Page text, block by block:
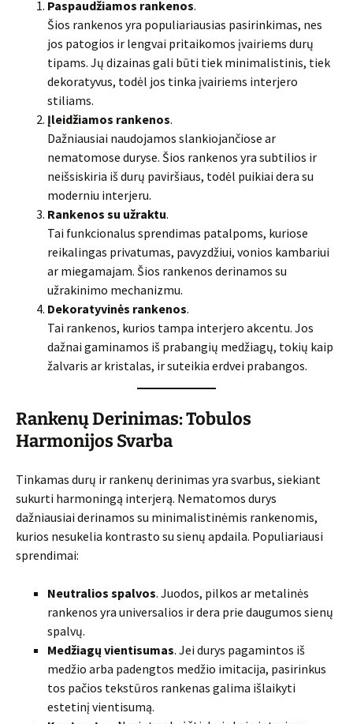
Paspaudžiamos rankenos.
Šios rankenos yra populiariausias pasirinkimas, nes
jos patogios ir lengvai pritaikomos įvairiems durų
tipams. Jų dizainas gali būti tiek minimalistinis, tiek
dekoratyvus, todėl jos tinka įvairiems interjero
stiliams.
Įleidžiamos rankenos.
Dažniausiai naudojamos slankiojančiose ar
nematomose duryse. Šios rankenos yra subtilios ir
neišsiskiria iš durų paviršiaus, todėl puikiai dera su
moderniu interjeru.
Rankenos su užraktu.
Tai funkcionalus sprendimas patalpoms, kuriose
reikalingas privatumas, pavyzdžiui, vonios kambariui
ar miegamajam. Šios rankenos derinamos su
užrakinimo mechanizmu.
Dekoratyvinės rankenos.
Tai rankenos, kurios tampa interjero akcentu. Jos
dažnai gaminamos iš prabangių medžiagų, tokių kaip
žalvaris ar kristalas, ir suteikia erdvei prabangos.
Rankenų Derinimas: Tobulos
Harmonijos Svarba
Tinkamas durų ir rankenų derinimas yra svarbus, siekiant
sukurti harmoningą interjerą. Nematomos durys
dažniausiai derinamos su minimalistinėmis rankenomis,
kurios nesukelia kontrasto su sienų apdaila. Populiariausi
sprendimai:
Neutralios spalvos. Juodos, pilkos ar metalinės
rankenos yra universalios ir dera prie daugumos sienų
spalvų.
Medžiagų vientisumas. Jei durys pagamintos iš
medžio arba padengtos medžio imitacija, pasirinkus
tos pačios tekstūros rankenas galima išlaikyti
estetinį vientisumą.